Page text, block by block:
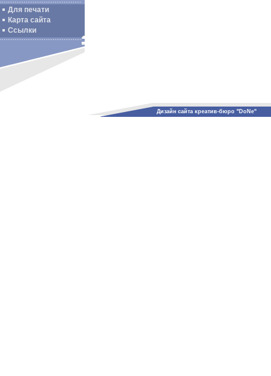
Для печати
Карта сайта
Ссылки
Дизайн сайта креатив-бюро "DoNe"